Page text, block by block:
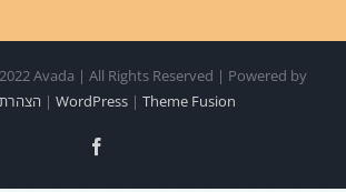
Avada | All Rights Reserved | Powered by
WordPress | Theme Fusion
| הצהרת